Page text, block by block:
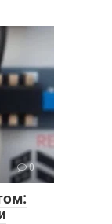
0